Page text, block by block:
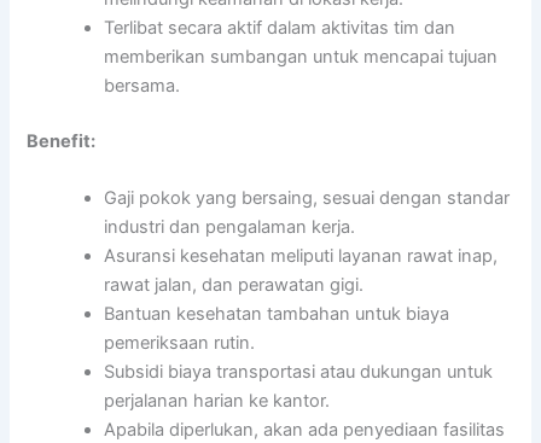
Terlibat secara aktif dalam aktivitas tim dan
memberikan sumbangan untuk mencapai tujuan
bersama.
Benefit:
Gaji pokok yang bersaing, sesuai dengan standar
industri dan pengalaman kerja.
Asuransi kesehatan meliputi layanan rawat inap,
rawat jalan, dan perawatan gigi.
Bantuan kesehatan tambahan untuk biaya
pemeriksaan rutin.
Subsidi biaya transportasi atau dukungan untuk
perjalanan harian ke kantor.
Apabila diperlukan, akan ada penyediaan fasilitas